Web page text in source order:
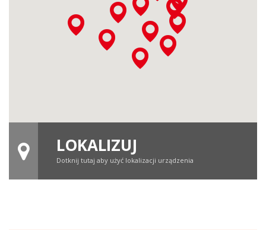
LOKALIZUJ
Dotknij tutaj aby użyć lokalizacji urządzenia